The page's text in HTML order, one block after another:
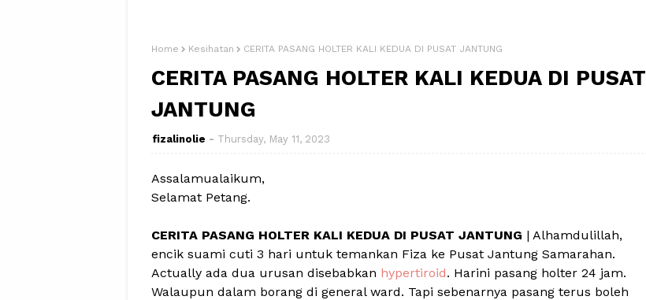
Home Kesihatan CERITA PASANG HOLTER KALI KEDUA DI PUSAT JANTUNG
CERITA PASANG HOLTER KALI KEDUA DI PUSAT
JANTUNG
fizalinolie Thursday, May 11, 2023
Assalamualaikum,
Selamat Petang.
CERITA PASANG HOLTER KALI KEDUA DI PUSAT JANTUNG | Alhamdulillah,
encik suami cuti 3 hari untuk temankan Fiza ke Pusat Jantung Samarahan.
Actually ada dua urusan disebabkan hypertiroid. Harini pasang holter 24 jam.
Walaupun dalam borang di general ward. Tapi sebenarnya pasang terus boleh